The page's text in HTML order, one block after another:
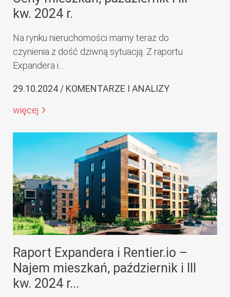
kw. 2024 r.
Na rynku nieruchomości mamy teraz do
czynienia z dość dziwną sytuacją. Z raportu
Expandera i...
29.10.2024 / KOMENTARZE I ANALIZY
więcej
Raport Expandera i Rentier.io –
Najem mieszkań, październik i III
kw. 2024 r...